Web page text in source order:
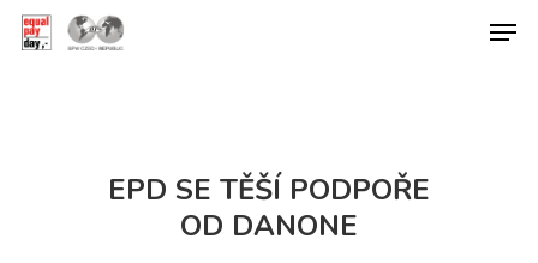
EPD SE TĚŠÍ PODPOŘE
OD DANONE